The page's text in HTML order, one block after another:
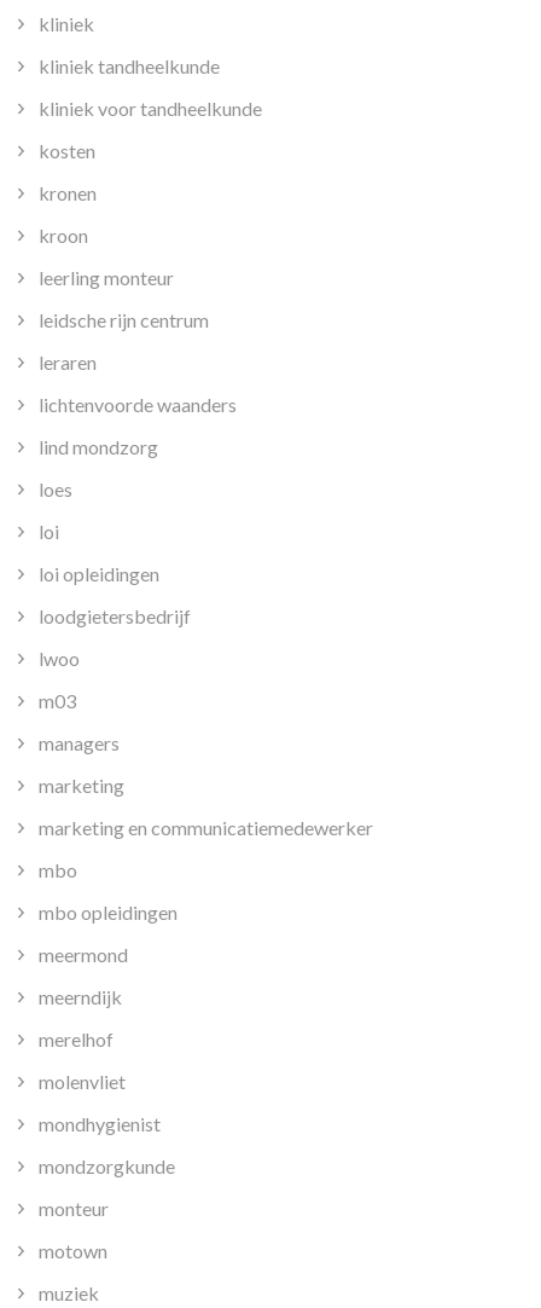
kliniek
kliniek tandheelkunde
kliniek voor tandheelkunde
kosten
kronen
kroon
leerling monteur
leidsche rijn centrum
leraren
lichtenvoorde waanders
lind mondzorg
loes
loi
loi opleidingen
loodgietersbedrijf
lwoo
m03
managers
marketing
marketing en communicatiemedewerker
mbo
mbo opleidingen
meermond
meerndijk
merelhof
molenvliet
mondhygienist
mondzorgkunde
monteur
motown
muziek